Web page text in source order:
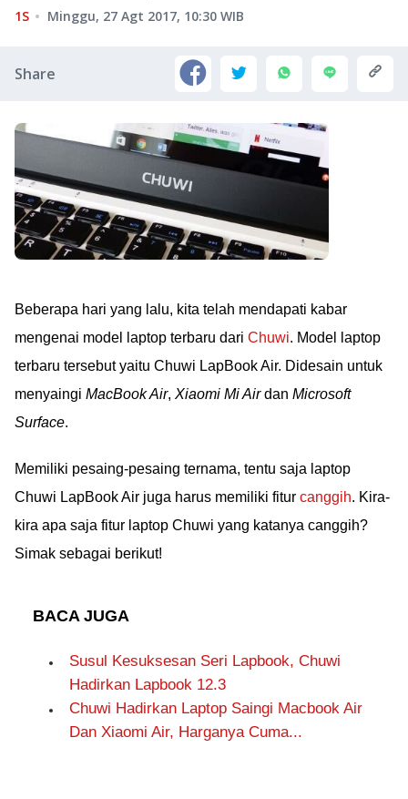
1S Minggu, 27 Agt 2017, 10:30 WIB
Share
Beberapa hari yang lalu, kita telah mendapati kabar
mengenai model laptop terbaru dari Chuwi. Model laptop
terbaru tersebut yaitu Chuwi LapBook Air. Didesain untuk
menyaingi MacBook Air, Xiaomi Mi Airdan Microsoft
Surface.
Memiliki pesaing-pesaing ternama, tentu saja laptop
Chuwi LapBook Air juga harus memiliki fitur canggih. Kira-
kira apa saja fitur laptop Chuwi yang katanya canggih?
Simak sebagai berikut!
BACA JUGA
Susul Kesuksesan Seri Lapbook, Chuwi
Hadirkan Lapbook 12.3
Chuwi Hadirkan Laptop Saingi Macbook Air
Dan Xiaomi Air, Harganya Cuma...